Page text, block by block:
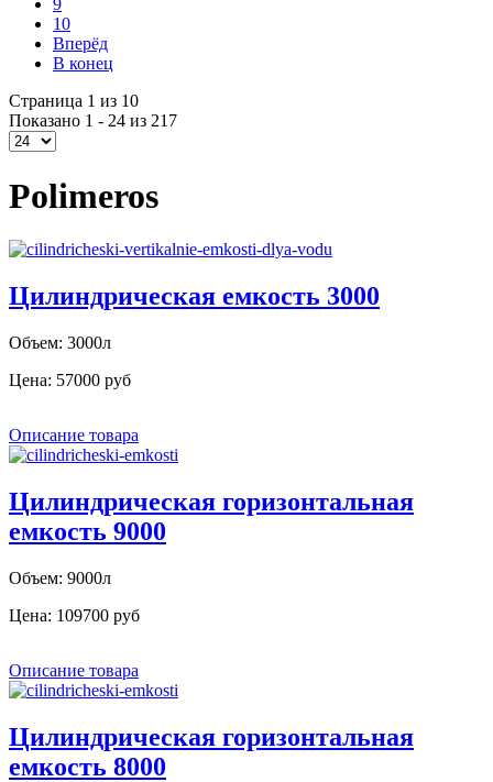
9
10
Вперёд
В конец
Страница 1 из 10
Показано 1 - 24 из 217
Polimeros
Цилиндрическая емкость 3000
Объем: 3000л
Цена: 57000 руб
Описание товара
Цилиндрическая горизонтальная
емкость 9000
Объем: 9000л
Цена: 109700 руб
Описание товара
Цилиндрическая горизонтальная
емкость 8000